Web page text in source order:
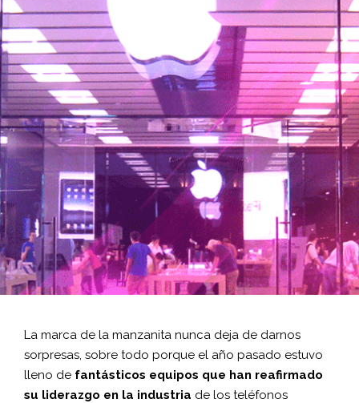
La marca de la manzanita nunca deja de darnos
sorpresas, sobre todo porque el año pasado estuvo
lleno de fantásticos equipos que han reafirmado
su liderazgo en la industria de los teléfonos